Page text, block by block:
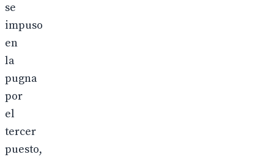
se
impuso
en
la
pugna
por
el
tercer
puesto,